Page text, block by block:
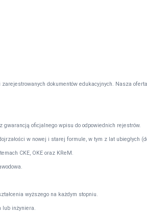
dokumentów edukacyjnych. Nasza
oficjalnego wpisu do odpowiednich rejestrów.
w nowej i starej formule, w tym z lat ubiegłych
CKE, OKE oraz KReM.
wyższego na każdym stopniu.
lub inżyniera.